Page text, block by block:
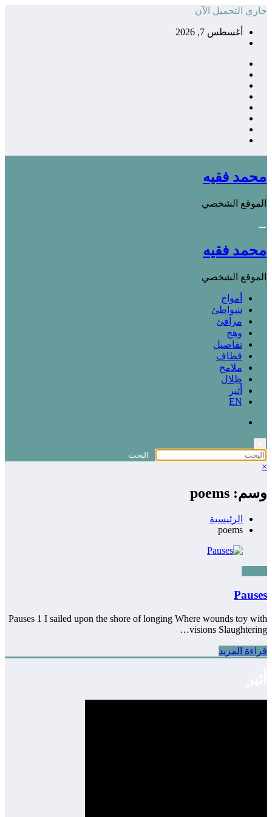
التجاوز
المحتوى
جاري التحميل الآن
أغسطس 7, 2026
محمد فقيه
الموقع الشخصي
محمد فقيه
الموقع الشخصي
أمواج
شواطئ
مرافئ
وهج
تفاصيل
قطاف
ملامح
ظِلال
أثير
EN
×
وسم: poems
الرئيسية
poems
Pauses
Pauses 1 I sailed upon the shore of longing Where wounds toy with
visions Slaughtering…
قراءة المزيد